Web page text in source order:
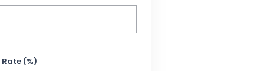
(%)